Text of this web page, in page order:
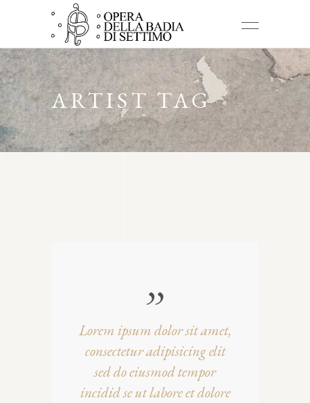
ARTIST TAG
Lorem ipsum dolor sit amet,
consectetur adipisicing elit
sed do eiusmod tempor
incidid se ut labore et dolore